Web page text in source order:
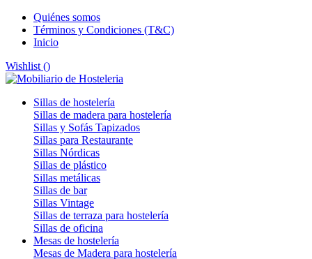
Quiénes somos
Términos y Condiciones (T&C)
Inicio
Wishlist ()
Sillas de hostelería
Sillas de madera para hostelería
Sillas y Sofás Tapizados
Sillas para Restaurante
Sillas Nórdicas
Sillas de plástico
Sillas metálicas
Sillas de bar
Sillas Vintage
Sillas de terraza para hostelería
Sillas de oficina
Mesas de hostelería
Mesas de Madera para hostelería